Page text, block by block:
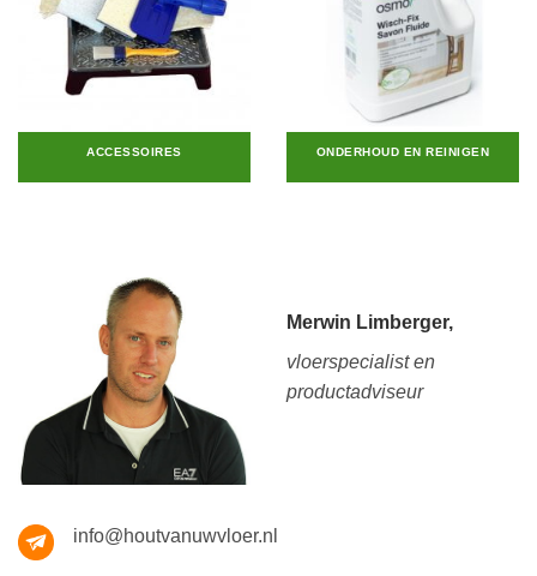
ACCESSOIRES ONDERHOUD EN REINIGEN
Merwin Limberger,
vloerspecialist en
productadviseur
info@houtvanuwvloer.nl